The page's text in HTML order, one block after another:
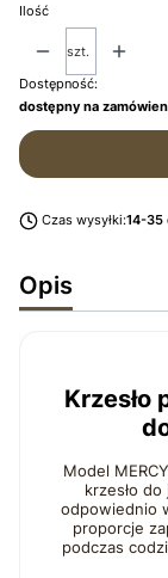
Ilość
szt.
Dostępność:
dostępny na
Czas wysyłki:14-35
Opis
Krzesło
Model
krzesło
odpowiednio
proporcje
podczas